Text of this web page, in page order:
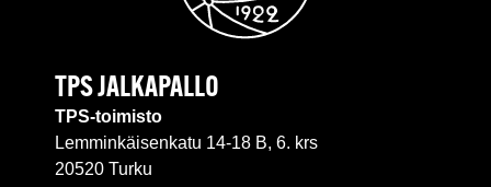
TPS JALKAPALLO
TPS-toimisto
Lemminkäisenkatu 14-18 B, 6. krs
20520 Turku